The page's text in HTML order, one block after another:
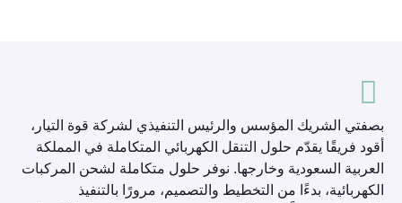
بصفتي الشريك المؤسس والرئيس التنفيذي لشركة قوة التيار،
أقود فريقًا يقدّم حلول التنقل الكهربائي المتكاملة في المملكة
العربية السعودية وخارجها. نوفر حلول متكاملة لشحن المركبات
الكهربائية، بدءًا من التخطيط والتصميم، مرورًا بالتنفيذ